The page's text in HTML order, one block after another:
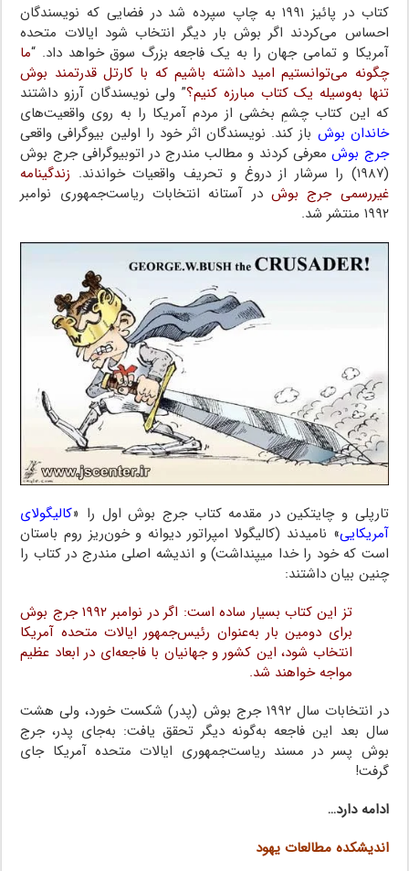
کتاب در پائیز ۱۹۹۱ به چاپ سپرده شد در فضایی که نویسندگان
احساس می‌کردند اگر بوش بار دیگر انتخاب شود ایالات متحده
آمریکا و تمامی جهان را به یک فاجعه بزرگ سوق خواهد داد. “ما
چگونه می‌توانستیم امید داشته باشیم که با کارتل قدرتمند بوش
تنها به‌وسیله یک کتاب مبارزه کنیم؟” ولی نویسندگان آرزو داشتند
که این کتاب چشمِ بخشی از مردم آمریکا را به روی واقعیت‌های
خاندان بوش باز کند. نویسندگان اثر خود را اولین بیوگرافی واقعی
جرج بوشمعرفی کردند و مطالب مندرج در اتوبیوگرافی جرج بوش
(۱۹۸۷) را سرشار از دروغ و تحریف واقعیات خواندند.
زندگینامه
غیررسمی جرج بوشدر آستانه انتخابات ریاست‌جمهوری نوامبر
۱۹۹۲ منتشر شد.
تارپلی و چایتکین در مقدمه کتاب جرج بوش اول را «کالیگولای
آمریکایی» نامیدند (کالیگولا امپراتور دیوانه و خون‌ریز روم باستان
است که خود را خدا می‎پنداشت) و اندیشه اصلی مندرج در کتاب را
چنین بیان داشتند:
تز این کتاب بسیار ساده است: اگر در نوامبر ۱۹۹۲ جرج بوش
برای دومین بار به‌عنوان رئیس‌جمهور ایالات متحده آمریکا
انتخاب شود، این کشور و جهانیان با فاجعه‌ای در ابعاد عظیم
مواجه خواهند شد.
در انتخابات سال ۱۹۹۲ جرج بوش (پدر) شکست خورد، ولی هشت
سال بعد این فاجعه به‌گونه دیگر تحقق یافت: به‌جای پدر، جرج
بوش پسر در مسند ریاست‌جمهوری ایالات متحده آمریکا جای
گرفت!
ادامه دارد…
اندیشکده مطالعات یهود